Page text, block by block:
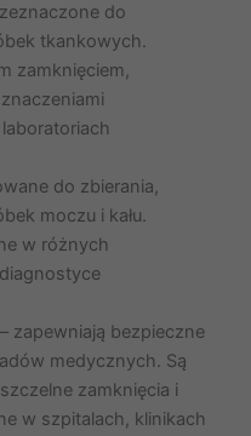
do
tkankowych.
zamknięciem,
do zbierania,
moczu i kału.
w różnych
zapewniają bezpieczne
medycznych. Są
zamknięcia i
w szpitalach, klinikach